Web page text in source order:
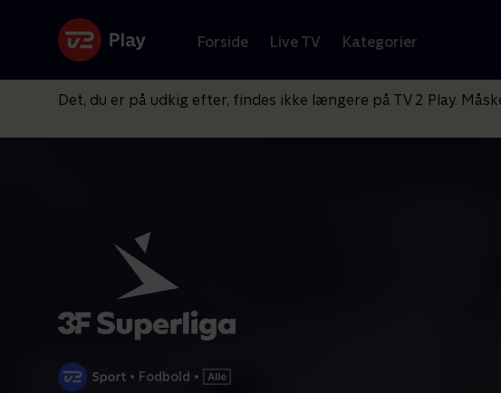
Forside Live TV Kategorier
Det, du er på udkig efter, findes ikke længere på TV 2 Play.
• Fodbold •